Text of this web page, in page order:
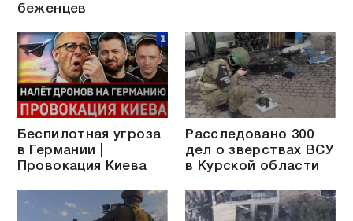
беженцев
Беспилотная угроза
в Германии |
Провокация Киева
Расследовано 300
дел о зверствах ВСУ
в Курской области